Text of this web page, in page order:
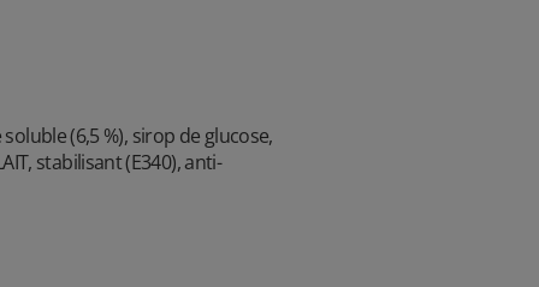
(6,5 %), sirop de glucose,
stabilisant (E340), anti-